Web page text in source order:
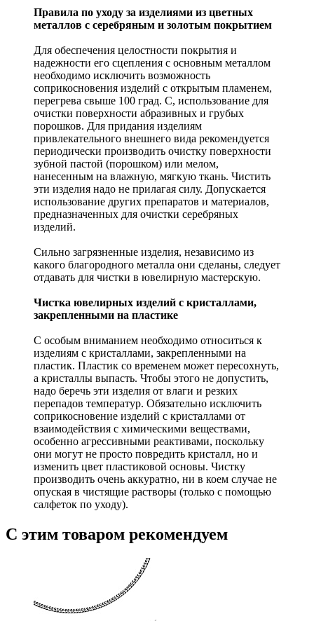
Правила по уходу за изделиями из цветных
металлов с серебряным и золотым покрытием
Для обеспечения целостности покрытия и
надежности его сцепления с основным металлом
необходимо исключить возможность
соприкосновения изделий с открытым пламенем,
перегрева свыше 100 град. С, использование для
очистки поверхности абразивных и грубых
порошков. Для придания изделиям
привлекательного внешнего вида рекомендуется
периодически производить очистку поверхности
зубной пастой (порошком) или мелом,
нанесенным на влажную, мягкую ткань. Чистить
эти изделия надо не прилагая силу. Допускается
использование других препаратов и материалов,
предназначенных для очистки серебряных
изделий.
Сильно загрязненные изделия, независимо из
какого благородного металла они сделаны, следует
отдавать для чистки в ювелирную мастерскую.
Чистка ювелирных изделий с кристаллами,
закрепленными на пластике
С особым вниманием необходимо относиться к
изделиям с кристаллами, закрепленными на
пластик. Пластик со временем может пересохнуть,
а кристаллы выпасть. Чтобы этого не допустить,
надо беречь эти изделия от влаги и резких
перепадов температур. Обязательно исключить
соприкосновение изделий с кристаллами от
взаимодействия с химическими веществами,
особенно агрессивными реактивами, поскольку
они могут не просто повредить кристалл, но и
изменить цвет пластиковой основы. Чистку
производить очень аккуратно, ни в коем случае не
опуская в чистящие растворы (только с помощью
салфеток по уходу).
С этим товаром рекомендуем